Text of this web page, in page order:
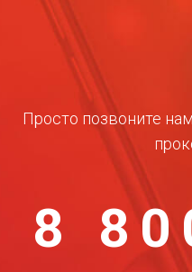
Просто позвоните
8